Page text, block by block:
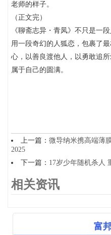
老师的样子。
（正文完）
《聊斋志异・青凤》不只是一
用一段奇幻的人狐恋，包裹了
心，以善良渡他人，以勇敢追
属于自己的圆满。
上一篇： 微导纳米携高端薄
2025
下一篇： 17岁少年随机杀人
相关资讯
富